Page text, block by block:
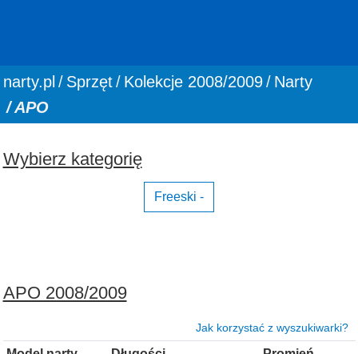
You are here:
narty.pl Sprzęt Kolekcje 2008/2009
Narty
APO
Wybierz kategorię
Freeski -
APO 2008/2009
Jak korzystać z wyszukiwarki?